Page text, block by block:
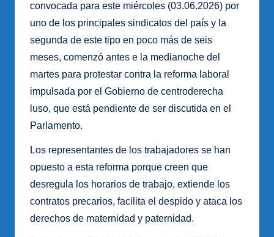
convocada para este miércoles (03.06.2026) por
uno de los principales sindicatos del país y la
segunda de este tipo en poco más de seis
meses, comenzó antes e la medianoche del
martes para protestar contra la reforma laboral
impulsada por el Gobierno de centroderecha
luso, que está pendiente de ser discutida en el
Parlamento.
Los representantes de los trabajadores se han
opuesto a esta reforma porque creen que
desregula los horarios de trabajo, extiende los
contratos precarios, facilita el despido y ataca los
derechos de maternidad y paternidad.